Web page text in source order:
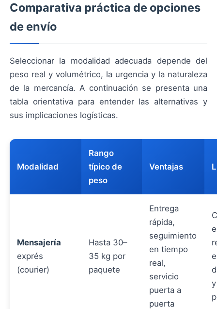
Comparativa práctica de opciones
de envío
Seleccionar la modalidad adecuada depende del
peso real y volumétrico, la urgencia y la naturaleza
de la mercancía. A continuación se presenta una
tabla orientativa para entender las alternativas y
sus implicaciones logísticas.
Modalidad
Rango
típico de
peso
Ventajas
Mensajería
exprés
(courier)
Hasta 30–
35 kg por
paquete
Entrega
rápida,
seguimiento
en tiempo
real,
servicio
puerta a
puerta